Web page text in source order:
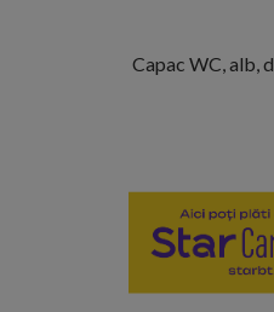
Capac WC, alb,